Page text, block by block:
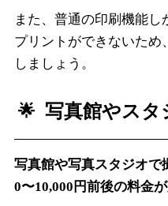
また、普通の印刷機能
プリントができないため
しましょう。
写真館やスタ
写真館や写真スタジオで
0〜10,000円前後の料金